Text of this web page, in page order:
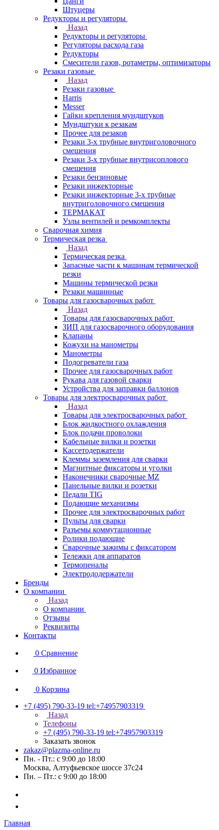
Штуцеры
Редукторы и регуляторы
Назад
Редукторы и регуляторы
Регуляторы расхода газа
Редукторы
Смесители газов, ротаметры, оптимизаторы
Резаки газовые
Назад
Резаки газовые
Harris
Messer
Гайки крепления мундштуков
Мундштуки к резакам
Прочее для резаков
Резаки 3-х трубные внутриголовочного
смешения
Резаки 3-х трубные внутрисоплового
смешения
Резаки бензиновые
Резаки инжекторные
Резаки инжекторные 3-х трубные
внутриголовочного смешения
ТЕРМАКАТ
Узлы вентилей и ремкомплекты
Сварочная химия
Термическая резка
Назад
Термическая резка
Запасные части к машинам термической
резки
Машины термической резки
Резаки машинные
Товары для газосварочных работ
Назад
Товары для газосварочных работ
ЗИП для газосварочного оборудования
Клапаны
Кожухи на манометры
Манометры
Подогреватели газа
Прочее для газосварочных работ
Рукава для газовой сварки
Устройства для заправки баллонов
Товары для электросварочных работ
Назад
Товары для электросварочных работ
Блок жидкостного охлаждения
Блок подачи проволоки
Кабельные вилки и розетки
Кассетодержатели
Клеммы заземления для сварки
Магнитные фиксаторы и уголки
Наконечники сварочные MZ
Панельные вилки и розетки
Педали TIG
Подающие механизмы
Прочее для электросварочных работ
Пульты для сварки
Разъемы коммутационные
Ролики подающие
Сварочные зажимы с фиксатором
Тележки для аппаратов
Термопеналы
Электрододержатели
Бренды
О компании
Назад
О компании
Отзывы
Реквизиты
Контакты
0 Сравнение
0 Избранное
0 Корзина
+7 (495) 790-33-19 tel:+74957903319
Назад
Телефоны
+7 (495) 790-33-19 tel:+74957903319
Заказать звонок
zakaz@plazma-online.ru
Пн. - Пт.: с 9:00 до 18:00
Москва, Алтуфьевское шоссе 37с24
Пн. – Пт.: с 9:00 до 18:00
Главная